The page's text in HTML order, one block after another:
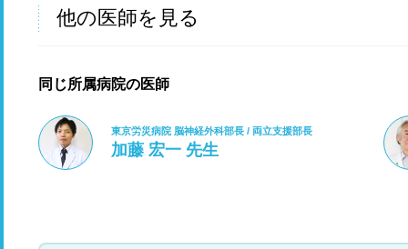
他の医師を見る
同じ所属病院の医師
東京労災病院 脳神経外科部長 / 両立支援部長
加藤 宏一 先生